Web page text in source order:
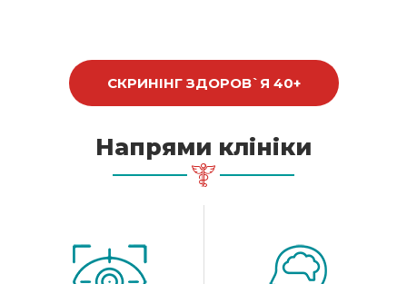
СКРИНІНГ ЗДОРОВ`Я 40+
Напрями клініки